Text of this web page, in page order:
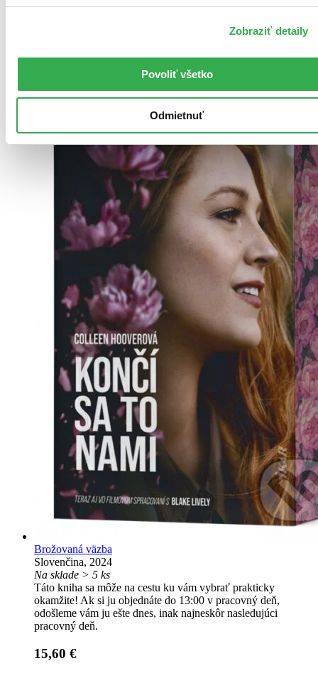
Zobraziť detaily
Povoliť všetko
Odmietnuť
Ach, mrzí nás to, z tejto knihy sa už predali všetky výtlačky a
nepredali posledné kusy.
Brožovaná väzba
Slovenčina, 2024
Na sklade > 5 ks
Táto kniha sa môže na cestu ku vám vybrať prakticky
okamžite! Ak si ju objednáte do 13:00 v pracovný deň,
odošleme vám ju ešte dnes, inak najneskôr nasledujúci
pracovný deň.
15,60 €